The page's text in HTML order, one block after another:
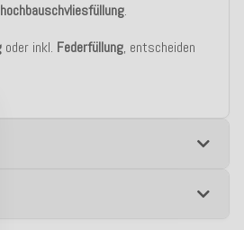
.
oder inkl. Federfüllung, entscheiden